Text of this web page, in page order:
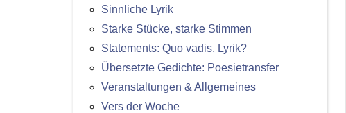
Sinnliche Lyrik
Starke Stücke, starke Stimmen
Statements: Quo vadis, Lyrik?
Übersetzte Gedichte: Poesietransfer
Veranstaltungen & Allgemeines
Vers der Woche